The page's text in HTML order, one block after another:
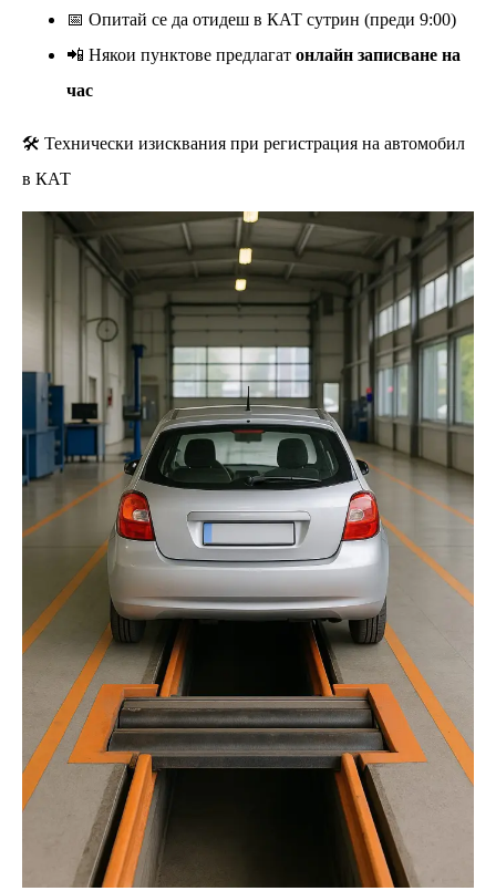
📅 Опитай се да отидеш в КАТ сутрин (преди 9:00)
📲 Някои пунктове предлагат онлайн записване на
час
🛠️ Технически изисквания при регистрация на автомобил
в КАТ